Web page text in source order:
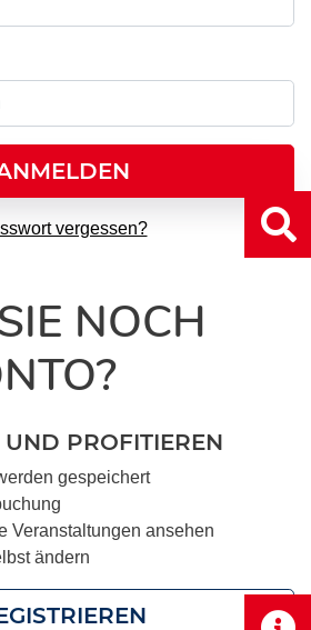
vergessen?
NOCH
UND PROFITIEREN
gespeichert
Veranstaltungen ansehen
ändern